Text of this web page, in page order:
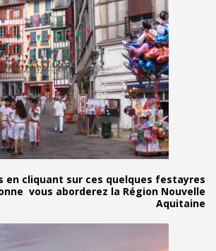
Ci dessus en cliquant sur ces
à Bayonne vous aborderez la